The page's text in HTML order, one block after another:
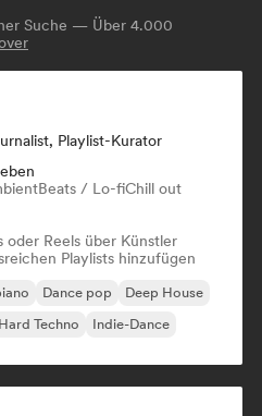
Suche — Über 4.000
Playlist-Kurator
Beats / Lo-fiChill out
oder Reels über Künstler
Playlists hinzufügen
Dance pop
Deep House
Hard Techno Indie-Dance